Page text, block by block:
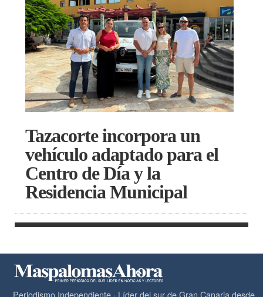
Tazacorte incorpora un
vehículo adaptado para el
Centro de Día y la
Residencia Municipal
Periodismo Independiente · Líder del sur de Gran Canaria desde